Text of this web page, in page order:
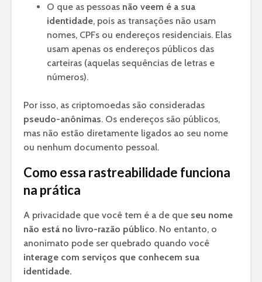
O que as pessoas não veem é a sua
identidade, pois as transações não usam
nomes, CPFs ou endereços residenciais. Elas
usam apenas os endereços públicos das
carteiras (aquelas sequências de letras e
números).
Por isso, as criptomoedas são consideradas
pseudo-anônimas. Os endereços são públicos,
mas não estão diretamente ligados ao seu nome
ou nenhum documento pessoal.
Como essa rastreabilidade funciona
na prática
A privacidade que você tem é a de que seu nome
não está no livro-razão público. No entanto, o
anonimato pode ser quebrado quando você
interage com serviços que conhecem sua
identidade.